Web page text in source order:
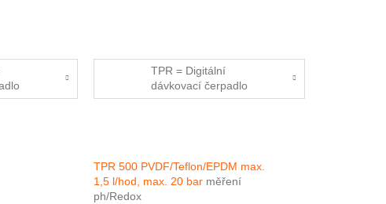
TPR = Digitální
dávkovací čerpadlo
TPR 500 PVDF/Teflon/EPDM max.
1,5 l/hod, max. 20 bar měření
ph/Redox